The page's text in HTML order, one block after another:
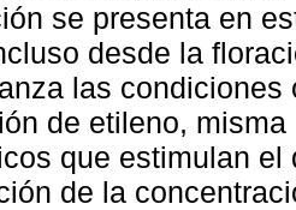
se presenta en
desde la
las
de etileno,
que estimulan
de la